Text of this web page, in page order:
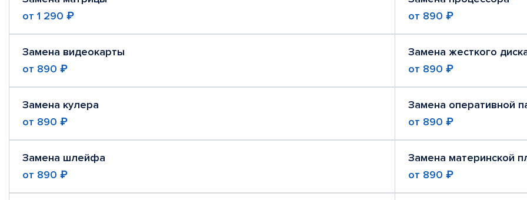
от 1 290 ₽
от 890 ₽
Замена видеокарты
от 890 ₽
Замена жесткого
от 890 ₽
Замена кулера
от 890 ₽
Замена оперативной
от 890 ₽
Замена шлейфа
от 890 ₽
Замена материнской
от 890 ₽